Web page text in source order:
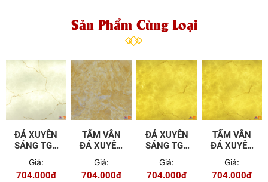
Sản Phẩm Cùng Loại
ĐÁ XUYÊN
SÁNG TGT
- A801
Giá:
704.000đ
TẤM VÂN
ĐÁ XUYÊN
SÁNG TGT
- 601
Giá:
704.000đ
ĐÁ XUYÊN
SÁNG TGT
- A802
Giá:
704.000đ
TẤM VÂN
ĐÁ XUYÊN
SÁNG TGT
- A802
Giá:
704.000đ